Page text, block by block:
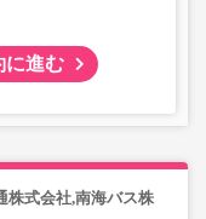
に進む
株式会社,南海バス株